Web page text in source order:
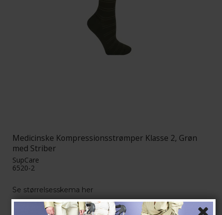
Medicinske Kompressionsstrømper Klasse 2, Grøn
med Striber
SupCare
6520-2
Se størrelsesskema her